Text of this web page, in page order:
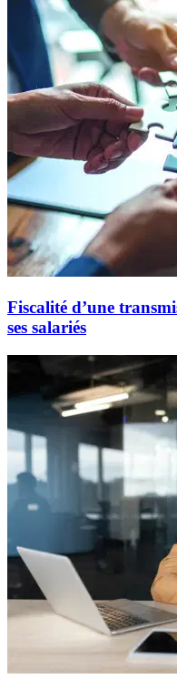
Fiscalité d’une
ses salariés